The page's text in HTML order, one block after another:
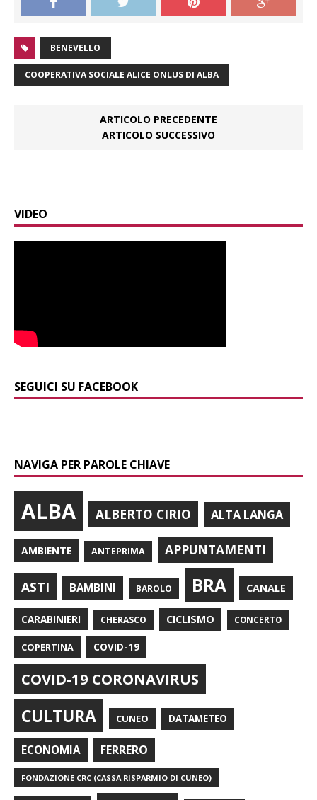
BENEVELLO
COOPERATIVA SOCIALE ALICE ONLUS DI ALBA
ARTICOLO PRECEDENTE
ARTICOLO SUCCESSIVO
VIDEO
SEGUICI SU FACEBOOK
NAVIGA PER PAROLE CHIAVE
ALBA ALBERTO CIRIO ALTA LANGA
AMBIENTE ANTEPRIMA APPUNTAMENTI
ASTI BAMBINI BAROLO BRA CANALE
CARABINIERI CHERASCO CICLISMO CONCERTO
COPERTINA COVID-19
COVID-19 CORONAVIRUS
CULTURA CUNEO DATAMETEO
ECONOMIA FERRERO
FONDAZIONE CRC (CASSA RISPARMIO DI CUNEO)